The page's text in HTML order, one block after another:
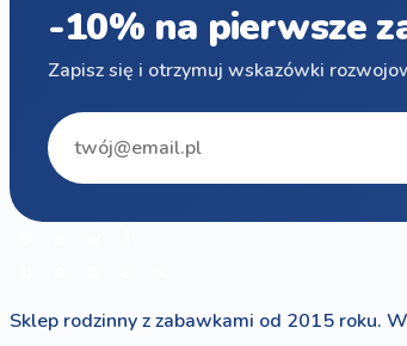
-10% na pierwsze
Zapisz się i otrzymuj wskazówki
Sklep rodzinny z zabawkami od 2015 roku.